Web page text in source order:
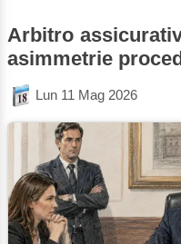
Arbitro
asimmetrie
Lun 11 Mag 2026